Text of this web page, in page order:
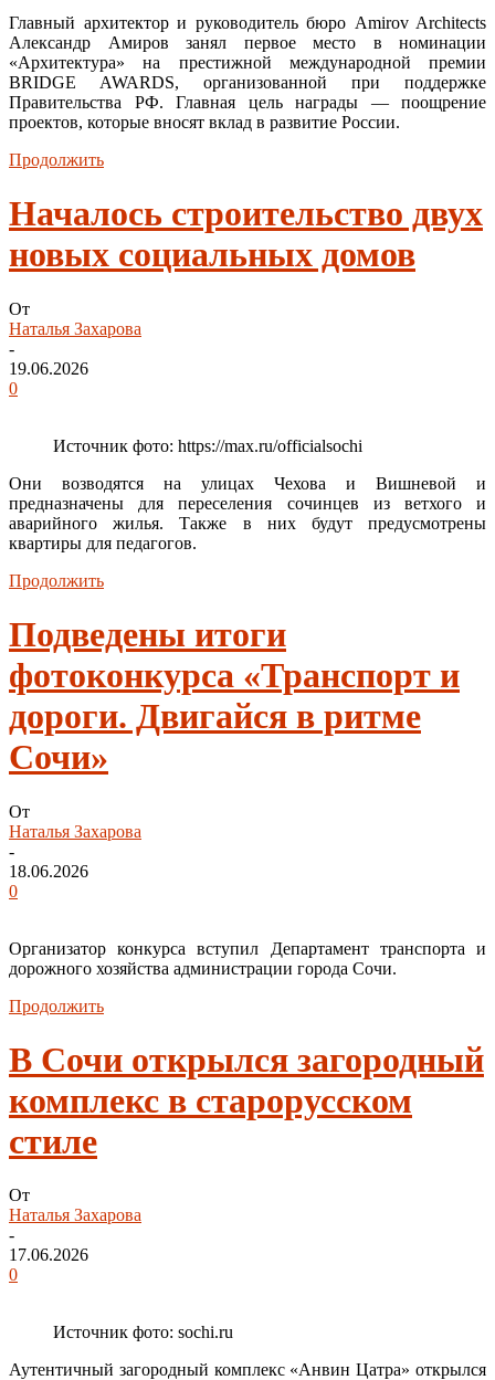
Главный архитектор и руководитель бюро Amirov Architects
Александр Амиров занял первое место в номинации
«Архитектура» на престижной международной премии
BRIDGE AWARDS, организованной при поддержке
Правительства РФ. Главная цель награды — поощрение
проектов, которые вносят вклад в развитие России.
Продолжить
Началось строительство двух
новых социальных домов
От
Наталья Захарова
-
19.06.2026
0
Источник фото: https://max.ru/officialsochi
Они возводятся на улицах Чехова и Вишневой и
предназначены для переселения сочинцев из ветхого и
аварийного жилья. Также в них будут предусмотрены
квартиры для педагогов.
Продолжить
Подведены итоги
фотоконкурса «Транспорт и
дороги. Двигайся в ритме
Сочи»
От
Наталья Захарова
-
18.06.2026
0
Организатор конкурса вступил Департамент транспорта и
дорожного хозяйства администрации города Сочи.
Продолжить
В Сочи открылся загородный
комплекс в старорусском
стиле
От
Наталья Захарова
-
17.06.2026
0
Источник фото: sochi.ru
Аутентичный загородный комплекс «Анвин Цатра» открылся